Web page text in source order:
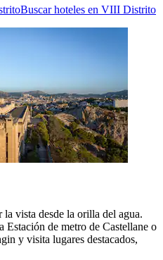
Buscar hoteles en VIII Distrito
vista desde la orilla del agua.
Estación de metro de Castellane o
y visita lugares destacados,